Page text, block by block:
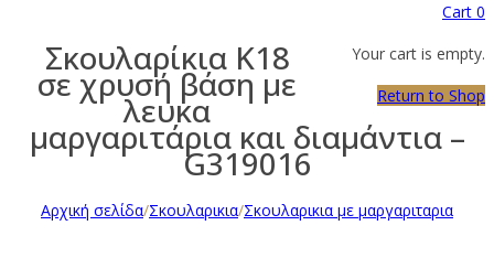
Cart 0
Your cart is empty.
Return to Shop
Σκουλαρίκια Κ18
σε χρυσή βάση με
λευκα
μαργαριτάρια και διαμάντια –
G319016
Αρχική σελίδα/Σκουλαρικια/Σκουλαρικια με μαργαριταρια